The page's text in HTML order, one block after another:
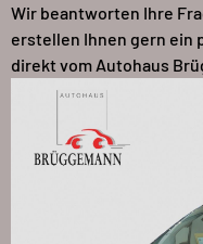
Wir beantworten Ihre
erstellen Ihnen gern ein
direkt vom Autohaus